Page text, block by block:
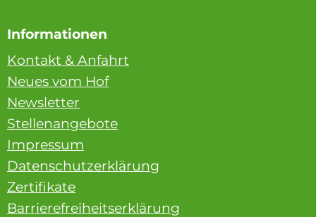
Informationen
Kontakt & Anfahrt
Neues vom Hof
Newsletter
Stellenangebote
Impressum
Datenschutzerklärung
Zertifikate
Barrierefreiheitserklärung